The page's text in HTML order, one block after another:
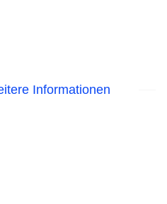
Informationen